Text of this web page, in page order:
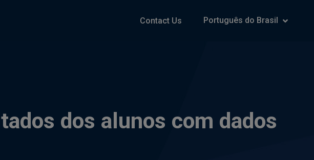
Contact Us Português do Brasil
dos alunos com dados